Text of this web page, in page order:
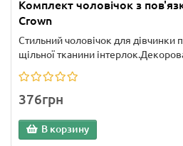
Комплект чоловічок з
Crown
Стильний чоловічок для дівчинки
щільної тканини
376грн
В корзину